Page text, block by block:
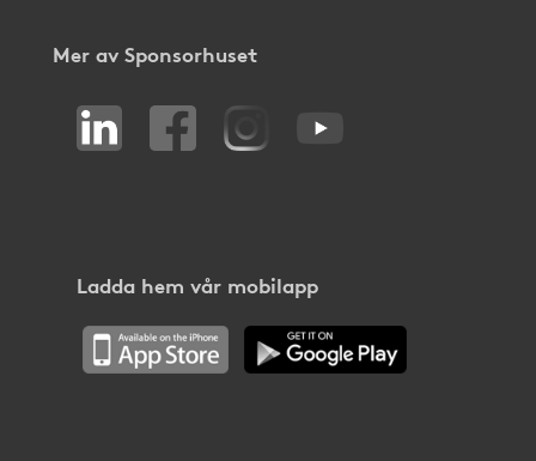
Mer av Sponsorhuset
Ladda hem vår mobilapp